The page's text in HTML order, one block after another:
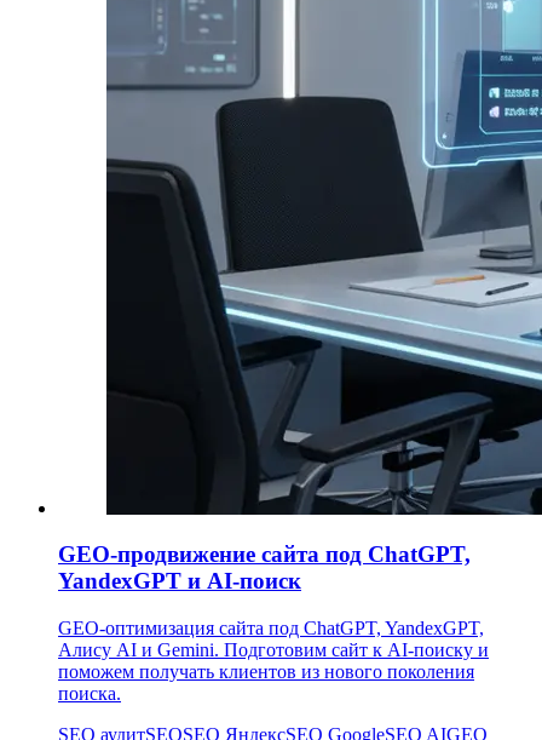
GEO-продвижение сайта под ChatGPT,
YandexGPT и AI-поиск
GEO-оптимизация сайта под ChatGPT, YandexGPT,
Алису AI и Gemini. Подготовим сайт к AI-поиску и
поможем получать клиентов из нового поколения
поиска.
SEO аудитSEOSEO ЯндексSEO GoogleSEO AIGEO